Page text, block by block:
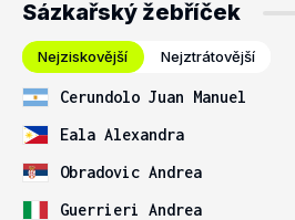
Sázkařský žebříček
Nejziskovější Nejztrátovější
Cerundolo Juan Manuel
Eala Alexandra
Obradovic Andrea
Guerrieri Andrea